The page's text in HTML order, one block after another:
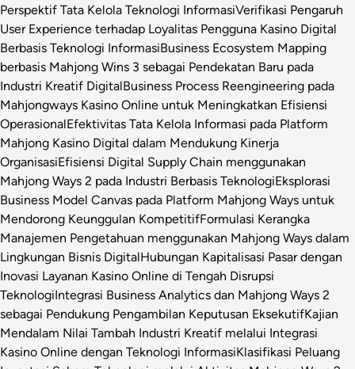
Perspektif Tata Kelola Teknologi InformasiVerifikasi Pengaruh
User Experience terhadap Loyalitas Pengguna Kasino Digital
Berbasis Teknologi InformasiBusiness Ecosystem Mapping
berbasis Mahjong Wins 3 sebagai Pendekatan Baru pada
Industri Kreatif DigitalBusiness Process Reengineering pada
Mahjongways Kasino Online untuk Meningkatkan Efisiensi
OperasionalEfektivitas Tata Kelola Informasi pada Platform
Mahjong Kasino Digital dalam Mendukung Kinerja
OrganisasiEfisiensi Digital Supply Chain menggunakan
Mahjong Ways 2 pada Industri Berbasis TeknologiEksplorasi
Business Model Canvas pada Platform Mahjong Ways untuk
Mendorong Keunggulan KompetitifFormulasi Kerangka
Manajemen Pengetahuan menggunakan Mahjong Ways dalam
Lingkungan Bisnis DigitalHubungan Kapitalisasi Pasar dengan
Inovasi Layanan Kasino Online di Tengah Disrupsi
TeknologiIntegrasi Business Analytics dan Mahjong Ways 2
sebagai Pendukung Pengambilan Keputusan EksekutifKajian
Mendalam Nilai Tambah Industri Kreatif melalui Integrasi
Kasino Online dengan Teknologi InformasiKlasifikasi Peluang